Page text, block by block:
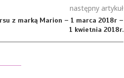
następny artykuł
z marką Marion – 1 marca 2018r –
1 kwietnia 2018r.